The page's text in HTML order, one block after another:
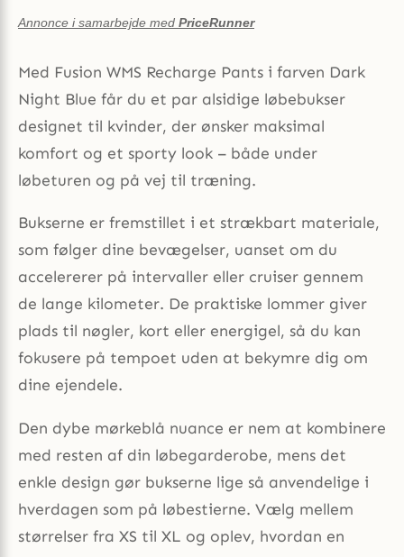
Annonce i samarbejde med PriceRunner
Med Fusion WMS Recharge Pants i farven Dark
Night Blue får du et par alsidige løbebukser
designet til kvinder, der ønsker maksimal
komfort og et sporty look – både under
løbeturen og på vej til træning.
Bukserne er fremstillet i et strækbart materiale,
som følger dine bevægelser, uanset om du
accelererer på intervaller eller cruiser gennem
de lange kilometer. De praktiske lommer giver
plads til nøgler, kort eller energigel, så du kan
fokusere på tempoet uden at bekymre dig om
dine ejendele.
Den dybe mørkeblå nuance er nem at kombinere
med resten af din løbegarderobe, mens det
enkle design gør bukserne lige så anvendelige i
hverdagen som på løbestierne. Vælg mellem
størrelser fra XS til XL og oplev, hvordan en